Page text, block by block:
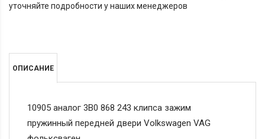
уточняйте подробности у наших менеджеров
ОПИСАНИЕ
10905 аналог 3B0 868 243 клипса зажим
пружинный передней двери Volkswagen VAG